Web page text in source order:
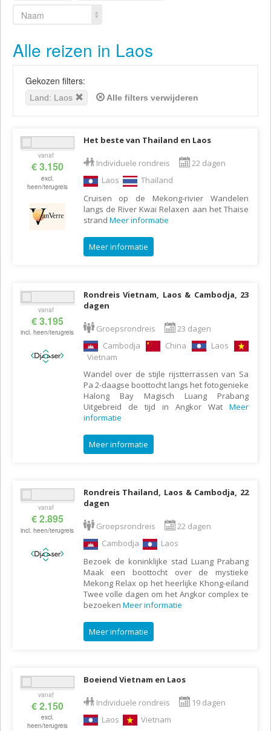
Naam
Alle reizen in Laos
Gekozen filters:
Land: Laos Alle filters verwijderen
vanaf
€ 3.150
excl.
heen/terugreis
Het beste van Thailand en Laos
Individuele rondreis
22 dagen
Laos
Thailand
Cruisen op de Mekong-rivier Wandelen
langs de River Kwai Relaxen aan het Thaise
strand Meer informatie
Meer informatie
vanaf
€ 3.195
incl. heen/terugreis
Rondreis Vietnam, Laos & Cambodja, 23
dagen
Groepsrondreis
23 dagen
Cambodja
China
Laos
Vietnam
Wandel over de stijle rijstterrassen van Sa
Pa 2-daagse boottocht langs het fotogenieke
Halong Bay Magisch Luang Prabang
Uitgebreid de tijd in Angkor Wat Meer
informatie
Meer informatie
vanaf
€ 2.895
incl. heen/terugreis
Rondreis Thailand, Laos & Cambodja, 22
dagen
Groepsrondreis
22 dagen
Cambodja
Laos
Bezoek de koninklijke stad Luang Prabang
Maak een boottocht over de mystieke
Mekong Relax op het heerlijke Khong-eiland
Twee volle dagen om het Angkor complex te
bezoeken Meer informatie
Meer informatie
vanaf
€ 2.150
excl.
heen/terugreis
Boeiend Vietnam en Laos
Individuele rondreis
19 dagen
Laos
Vietnam